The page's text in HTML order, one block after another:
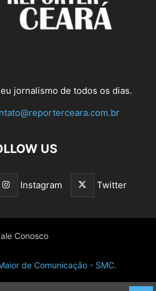
jornalismo de todos os dias.
US
Instagram Twitter
Conosco
de Comunicação - SMC.